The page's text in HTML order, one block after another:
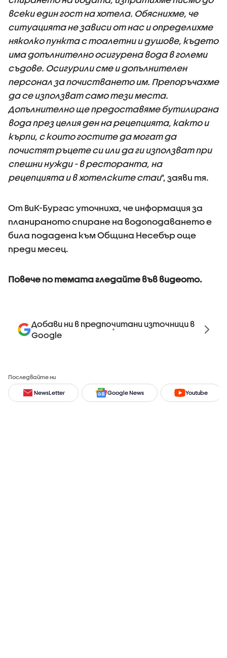
всеки един гост на хотела. Обяснихме, че
ситуацията не зависи от нас и определихме
няколко пункта с тоалетни и душове, където
има допълнително осигурена вода в големи
съдове. Осигурили сме и допълнителен
персонал за почистването им. Препоръчахме
да се използват само тези места.
Допълнително ще предоставяме бутилирана
вода през целия ден на рецепцията, както и
кърпи, с които гостите да могат да
почистят ръцете си или да ги използват при
спешни нужди - в ресторанта, на
рецепцията и в хотелските стаи", заяви тя.
От ВиК-Бургас уточниха, че информация за
планираното спиране на водоподаването е
била подадена към Община Несебър още
преди месец.
Повече по темата гледайте във видеото.
Добави ни в предпочитани източници в
Google
Последвайте ни
NewsLetter Google News Youtube